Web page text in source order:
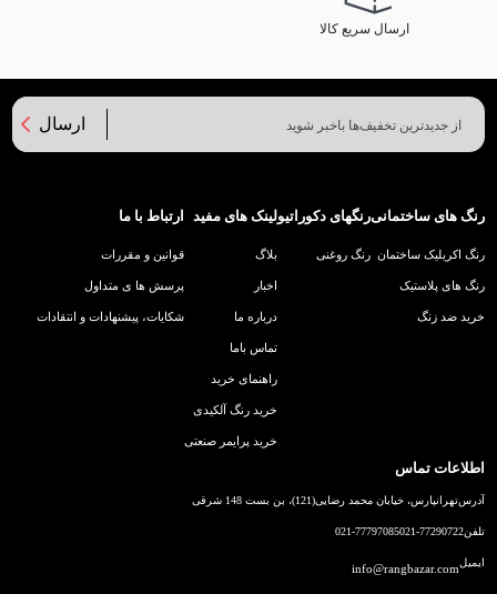
ارسال سریع کالا
ارسال
رنگ های ساختمانی
رنگ اکریلیک ساختمان
رنگ های پلاستیک
خرید ضد زنگ
رنگهای دکوراتیو
رنگ روغنی
لینک های مفید
بلاگ
اخبار
درباره ما
تماس باما
راهنمای خرید
خرید رنگ آلکیدی
خرید پرایمر صنعتی
ارتباط با ما
قوانین و مقررات
پرسش ها ی متداول
شکایات، پیشنهادات و انتقادات
اطلاعات تماس
آدرستهرانپارس، خیابان محمد رضایی(121)، بن بست 148 شرقی
تلفن021-77290722
021-77797085
ایمیلinfo@rangbazar.com